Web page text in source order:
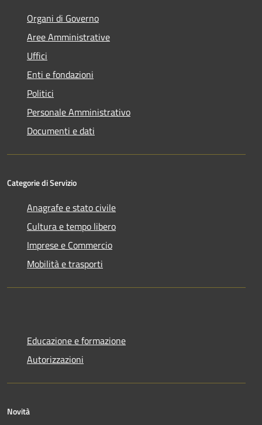
Organi di Governo
Aree Amministrative
Uffici
Enti e fondazioni
Politici
Personale Amministrativo
Documenti e dati
Categorie di Servizio
Anagrafe e stato civile
Cultura e tempo libero
Imprese e Commercio
Mobilità e trasporti
Educazione e formazione
Autorizzazioni
Novità